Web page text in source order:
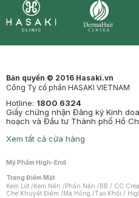
Bản quyền © 2016 Hasaki.vn
Công Ty cổ phần HASAKI VIETNAM
Hotline: 1800 6324
Giấy chứng nhận Đăng ký Kinh
hoạch và Đầu tư Thành phố Hồ
Xem tất cả cửa hàng
Mỹ Phẩm High-End
Trang Điểm Mặt
Kem Lót /Kem Nền /Phấn Nền /BB / CC
Che Khuyết Điểm /Má Hồng /Tạo Khối /